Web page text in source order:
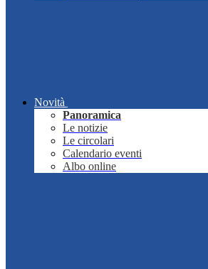
Novità
Panoramica
Le notizie
Le circolari
Calendario eventi
Albo online